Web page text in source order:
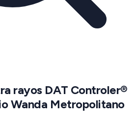
rayos DAT Controler®
Wanda Metropolitano